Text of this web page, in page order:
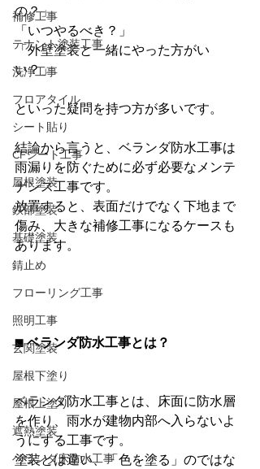
補修工事
テナント塗装工事
洗浄工事
フロアタイル
シート貼り
CFシート工事
屋根塗装
鉄部塗装
基礎塗装
錆止め
フローリング工事
照明工事
玄関塗装
屋根下塗り
屋根上塗り
遮熱塗装
ベランダ床防水工事
の？」
「いつやるべき？」
「外壁塗装と一緒にやった方がい
い？」
といった疑問を持つ方が多いです。
結論から言うと、ベランダ防水工事は
雨漏りを防ぐために必ず必要なメンテ
ナンス工事です。
放置すると、表面だけでなく下地まで
傷み、大きな補修工事になるケースも
あります。
■ ベランダ防水工事とは？
ベランダ防水工事とは、床面に防水層
を作り、雨水が建物内部へ入らないよ
うにする工事です。
塗装とは違い、「色を塗る」のではな